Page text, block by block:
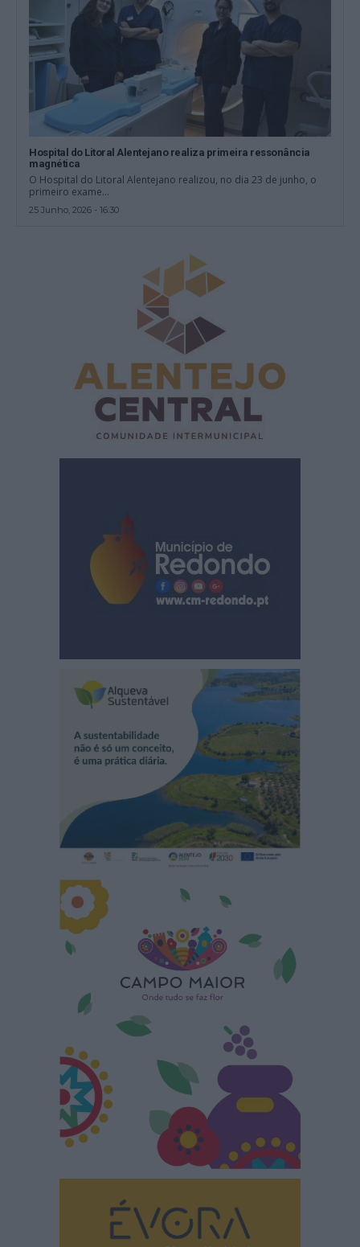
Hospital do Litoral Alentejano realiza primeira ressonância
magnética
O Hospital do Litoral Alentejano realizou, no dia 23 de junho, o
primeiro exame...
25 Junho, 2026 - 16:30